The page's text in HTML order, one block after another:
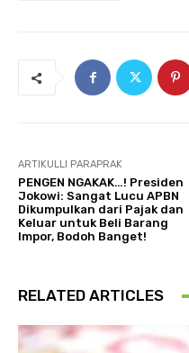
ARTIKULLI PARAPRAK
PENGEN NGAKAK…! Presiden
Jokowi: Sangat Lucu APBN
Dikumpulkan dari Pajak dan
Keluar untuk Beli Barang
Impor, Bodoh Banget!
RELATED ARTICLES